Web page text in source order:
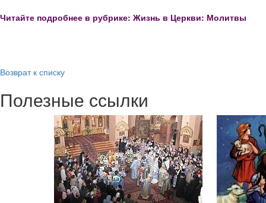
Читайте подробнее в рубрике: Жизнь в Церкви: Молитвы
Возврат к списку
Полезные ссылки